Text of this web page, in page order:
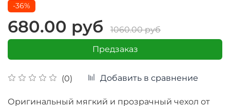
(0) Добавить в сравнение
-36%
680.00 руб
1060.00 руб
Предзаказ
Оригинальный мягкий и прозрачный чехол от